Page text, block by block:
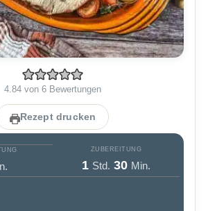
4.84 von 6 Bewertungen
Rezept drucken
ZUBEREITUNG
1 Stunde
Std. 30Minuten
Min.